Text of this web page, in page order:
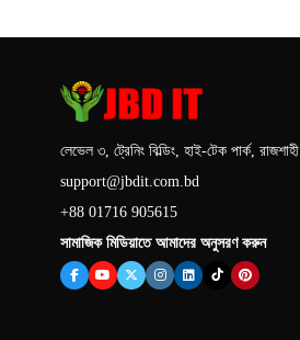
লেভেল ৩, ট্রেনিং বিল্ডিং, হাই-টেক পার্ক, রাজশাহী
support@jbdit.com.bd
+88 01716 905615
সামাজিক মিডিয়াতে আমাদের অনুসরণ করুন